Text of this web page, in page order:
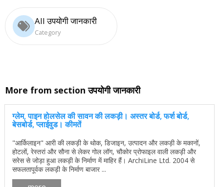
All उपयोगी जानकारी
Category
More from sectionउपयोगी जानकारी
ग्लेम, पाइन होलसेल की सावन की लकड़ी। अस्तर बोर्ड, फर्श बोर्ड,
बेसबोर्ड, प्लाईवुड। कीमतें
"आर्किलाइन" आरी की लकड़ी के थोक, डिजाइन, उत्पादन और लकड़ी के मकानों,
होटलों, रेस्तरां और सौना से लेकर गोल लॉग, चौकोर प्रोफाइल वाली लकड़ी और
सरेस से जोड़ा हुआ लकड़ी के निर्माण में माहिर हैं। ArchiLine Ltd. 2004 से
सफलतापूर्वक लकड़ी के निर्माण बाजार ...